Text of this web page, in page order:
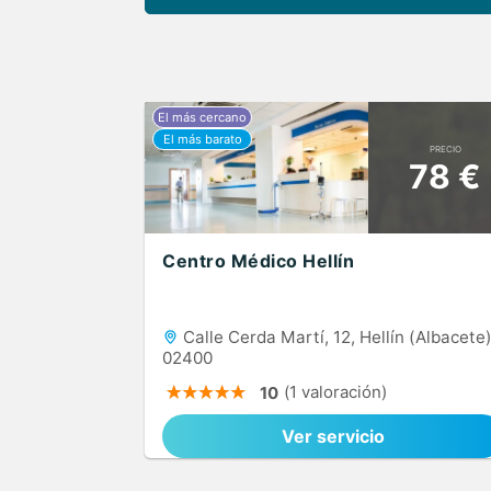
PRECIO
78 €
Centro Médico Hellín
Calle Cerda Martí, 12, Hellín
02400
10 (1 valoración)
Ver servicio